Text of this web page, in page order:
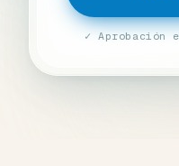
✓ Aprobación